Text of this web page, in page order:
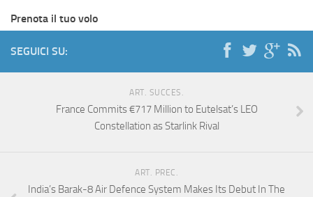
Prenota il tuo volo
SEGUICI SU:
ART. SUCCES.
France Commits €717 Million to Eutelsat’s LEO
Constellation as Starlink Rival
ART. PREC.
India’s Barak-8 Air Defence System Makes Its Debut In The